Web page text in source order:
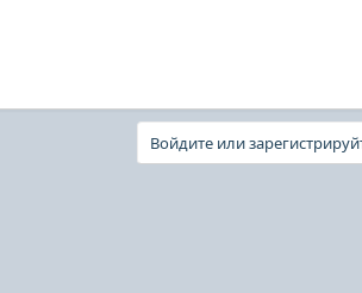
Войдите или